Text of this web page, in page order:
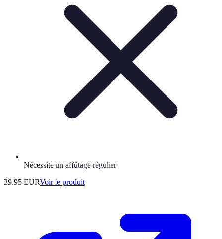
Nécessite un affûtage régulier
39.95 EURVoir le produit